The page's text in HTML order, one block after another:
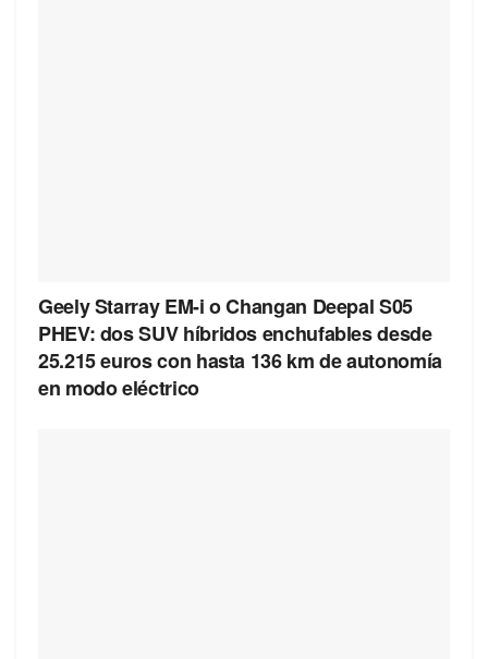
Geely Starray EM-i o Changan Deepal S05
PHEV: dos SUV híbridos enchufables desde
25.215 euros con hasta 136 km de autonomía
en modo eléctrico